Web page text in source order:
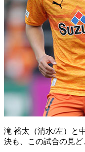
滝 裕太（清水/左）と
決も、この試合の見ど